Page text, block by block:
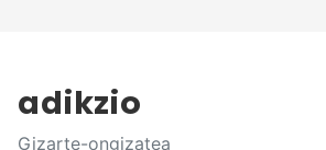
adikzio
Gizarte-ongizatea